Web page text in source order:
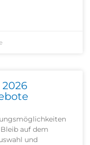
auf dem
und